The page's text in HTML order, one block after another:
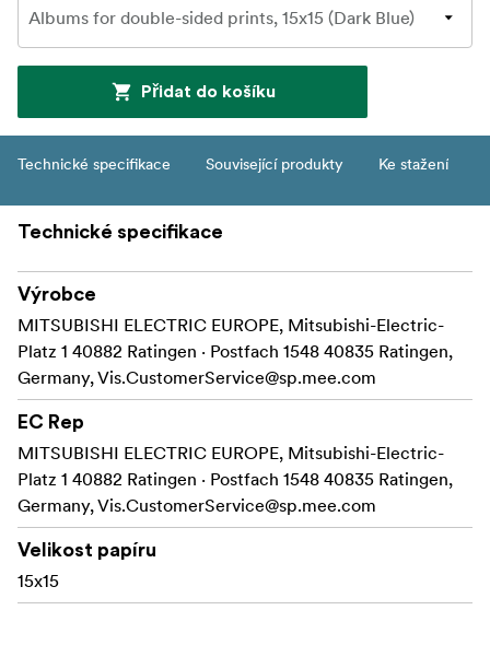
Přidat do košíku
Technické specifikace Související produkty Ke stažení
Technické specifikace
Výrobce
MITSUBISHI ELECTRIC EUROPE, Mitsubishi-Electric-
Platz 1 40882 Ratingen · Postfach 1548 40835 Ratingen,
Germany, Vis.CustomerService@sp.mee.com
EC Rep
MITSUBISHI ELECTRIC EUROPE, Mitsubishi-Electric-
Platz 1 40882 Ratingen · Postfach 1548 40835 Ratingen,
Germany, Vis.CustomerService@sp.mee.com
Velikost papíru
15x15